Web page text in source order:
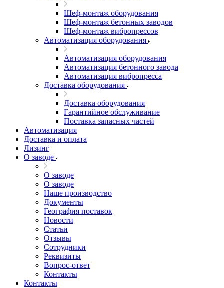
Шеф-монтаж оборудования
Шеф-монтаж бетонных заводов
Шеф-монтаж вибропрессов
Автоматизация оборудования
Автоматизация оборудования
Автоматизация бетонного завода
Автоматизация вибропресса
Доставка оборудования
Доставка оборудования
Гарантийное обслуживание
Поставка запасных частей
Автоматизация
Доставка и оплата
Лизинг
О заводе
О заводе
О заводе
Наше производство
Документы
География поставок
Новости
Статьи
Отзывы
Сотрудники
Реквизиты
Вопрос-ответ
Контакты
Контакты